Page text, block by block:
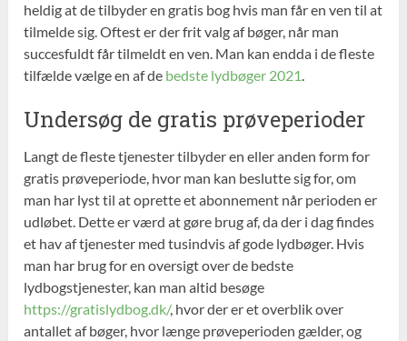
heldig at de tilbyder en gratis bog hvis man får en ven til at
tilmelde sig. Oftest er der frit valg af bøger, når man
succesfuldt får tilmeldt en ven. Man kan endda i de fleste
tilfælde vælge en af de bedste lydbøger 2021.
Undersøg de gratis prøveperioder
Langt de fleste tjenester tilbyder en eller anden form for
gratis prøveperiode, hvor man kan beslutte sig for, om
man har lyst til at oprette et abonnement når perioden er
udløbet. Dette er værd at gøre brug af, da der i dag findes
et hav af tjenester med tusindvis af gode lydbøger. Hvis
man har brug for en oversigt over de bedste
lydbogstjenester, kan man altid besøge
https://gratislydbog.dk/, hvor der er et overblik over
antallet af bøger, hvor længe prøveperioden gælder, og